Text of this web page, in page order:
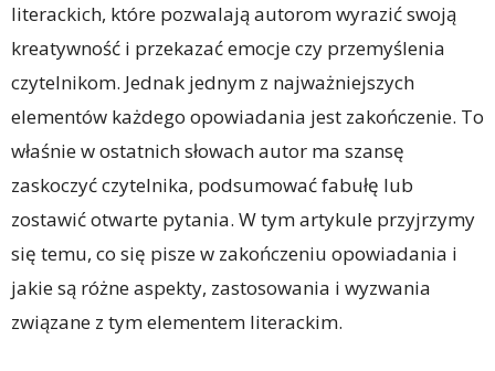
literackich, które pozwalają autorom wyrazić swoją
kreatywność i przekazać emocje czy przemyślenia
czytelnikom. Jednak jednym z najważniejszych
elementów każdego opowiadania jest zakończenie. To
właśnie w ostatnich słowach autor ma szansę
zaskoczyć czytelnika, podsumować fabułę lub
zostawić otwarte pytania. W tym artykule przyjrzymy
się temu, co się pisze w zakończeniu opowiadania i
jakie są różne aspekty, zastosowania i wyzwania
związane z tym elementem literackim.